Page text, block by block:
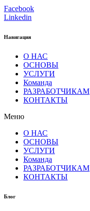
Facebook
Linkedin
Навигация
О НАС
ОСНОВЫ
УСЛУГИ
Команда
РАЗРАБОТЧИКАМ
КОНТАКТЫ
Меню
О НАС
ОСНОВЫ
УСЛУГИ
Команда
РАЗРАБОТЧИКАМ
КОНТАКТЫ
Блог